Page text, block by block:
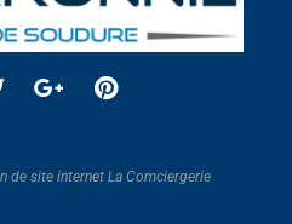
de site internet La Comciergerie